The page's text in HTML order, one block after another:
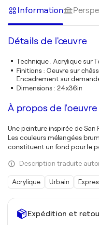
Expédition et
Information
Détails de l'œuvre
Technique: Acrylique sur
Finitions : Oeuvre sur
Encadrement sur
Dimensions : 24x36in
À propos de l'oeuvre
Une peinture inspirée de San
Les couleurs mélangées
constituent un fond pour le
Description traduite
Acrylique Urbain